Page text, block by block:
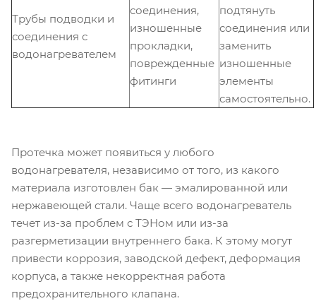
Трубы подводки и
соединения с
водонагревателем
соединения,
изношенные
прокладки,
поврежденные
фитинги
подтянуть
соединения или
заменить
изношенные
элементы
самостоятельно.
Протечка может появиться у любого
водонагревателя, независимо от того, из какого
материала изготовлен бак — эмалированной или
нержавеющей стали. Чаще всего водонагреватель
течет из-за проблем с ТЭНом или из-за
разгерметизации внутреннего бака. К этому могут
привести коррозия, заводской дефект, деформация
корпуса, а также некорректная работа
предохранительного клапана.